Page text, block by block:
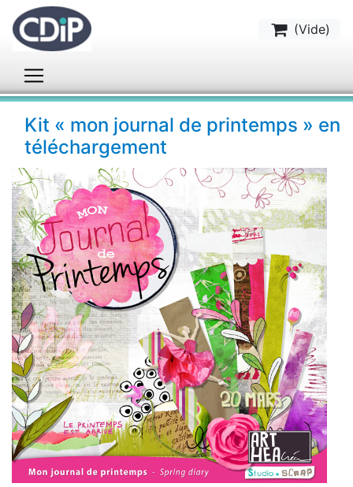
(Vide)
Kit « mon journal de printemps » en
téléchargement